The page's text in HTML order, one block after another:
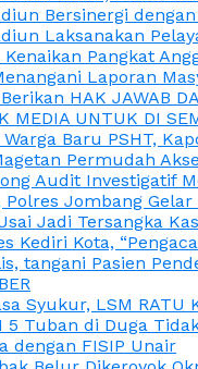
Bersinergi
Laksanakan
Pangkat
Laporan
HAK JAWAB
MEDIA UNTUK DI
Baru PSHT,
Permudah
Audit Investigatif
Jombang
Jadi Tersangka
Kediri Kota,
tangani Pasien
Syukur, LSM RATU
Tuban di Duga
dengan FISIP Unair